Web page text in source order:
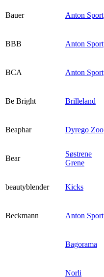
Bauer Anton Sport
BBB Anton Sport
BCA Anton Sport
Be Bright Brilleland
Beaphar Dyrego Zoo
Bear
Søstrene
Grene
beautyblender Kicks
Beckmann Anton Sport
Bagorama
Norli